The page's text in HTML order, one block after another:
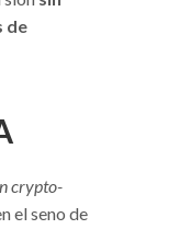
de
crypto-
el seno de